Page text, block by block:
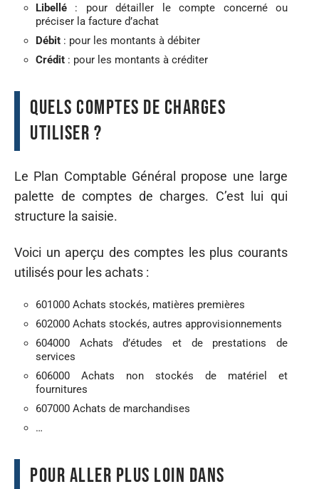
Libellé : pour détailler le compte concerné ou
préciser la facture d’achat
Débit : pour les montants à débiter
Crédit : pour les montants à créditer
Quels comptes de charges
utiliser ?
Le Plan Comptable Général propose une large
palette de comptes de charges. C’est lui qui
structure la saisie.
Voici un aperçu des comptes les plus courants
utilisés pour les achats :
601000 Achats stockés, matières premières
602000 Achats stockés, autres approvisionnements
604000 Achats d’études et de prestations de
services
606000 Achats non stockés de matériel et
fournitures
607000 Achats de marchandises
…
Pour aller plus loin dans